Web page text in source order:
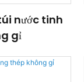
nước tinh
gỉ